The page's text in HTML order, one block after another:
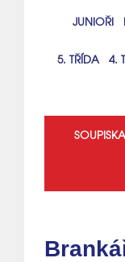
JUNIOŘI
5. TŘÍDA 4.
SOUPISKA